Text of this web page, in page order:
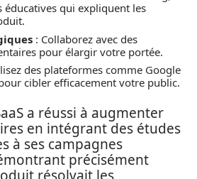
qui expliquent les
: Collaborez avec des
pour élargir votre portée.
des plateformes comme Google
cibler efficacement votre public.
a réussi à augmenter
en intégrant des études
à ses campagnes
précisément